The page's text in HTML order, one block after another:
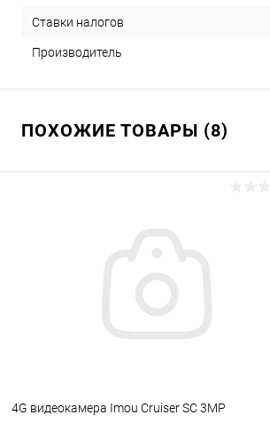
Ставки налогов
Производитель
ПОХОЖИЕ ТОВАРЫ (8)
4G видеокамера Imou Cruiser SC 3MP